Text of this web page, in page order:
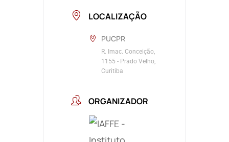
LOCALIZAÇÃO
PUCPR
R. Imac. Conceição,
1155 - Prado Velho,
Curitiba
ORGANIZADOR